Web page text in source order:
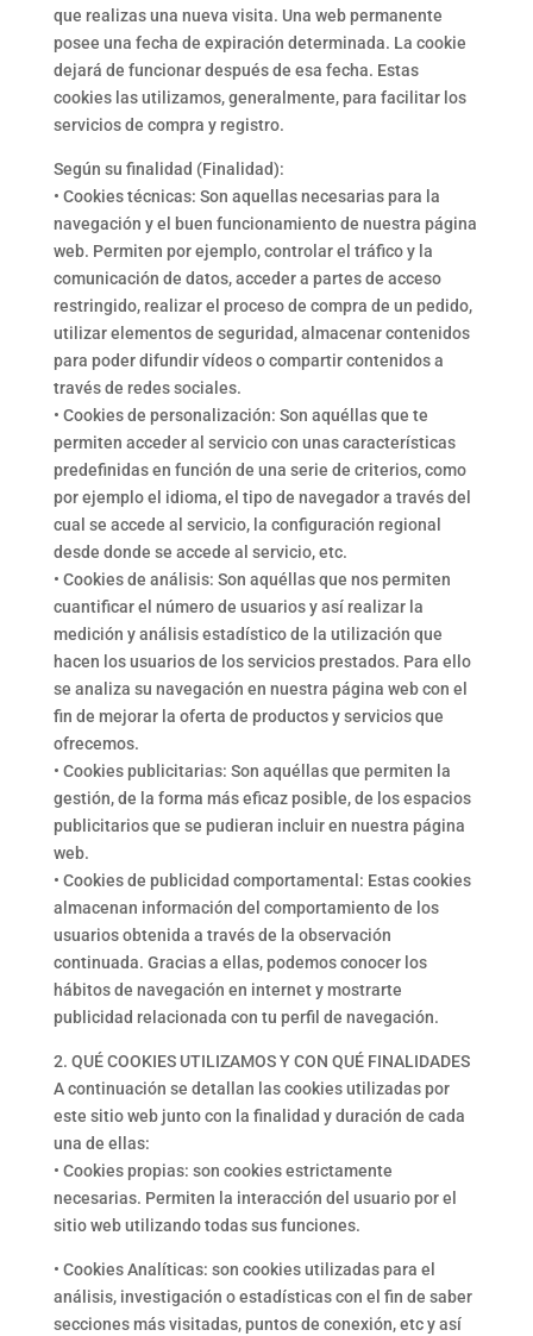
que realizas una nueva visita. Una web permanente
posee una fecha de expiración determinada. La cookie
dejará de funcionar después de esa fecha. Estas
cookies las utilizamos, generalmente, para facilitar los
servicios de compra y registro.
Según su finalidad (Finalidad):
• Cookies técnicas: Son aquellas necesarias para la
navegación y el buen funcionamiento de nuestra página
web. Permiten por ejemplo, controlar el tráfico y la
comunicación de datos, acceder a partes de acceso
restringido, realizar el proceso de compra de un pedido,
utilizar elementos de seguridad, almacenar contenidos
para poder difundir vídeos o compartir contenidos a
través de redes sociales.
• Cookies de personalización: Son aquéllas que te
permiten acceder al servicio con unas características
predefinidas en función de una serie de criterios, como
por ejemplo el idioma, el tipo de navegador a través del
cual se accede al servicio, la configuración regional
desde donde se accede al servicio, etc.
• Cookies de análisis: Son aquéllas que nos permiten
cuantificar el número de usuarios y así realizar la
medición y análisis estadístico de la utilización que
hacen los usuarios de los servicios prestados. Para ello
se analiza su navegación en nuestra página web con el
fin de mejorar la oferta de productos y servicios que
ofrecemos.
• Cookies publicitarias: Son aquéllas que permiten la
gestión, de la forma más eficaz posible, de los espacios
publicitarios que se pudieran incluir en nuestra página
web.
• Cookies de publicidad comportamental: Estas cookies
almacenan información del comportamiento de los
usuarios obtenida a través de la observación
continuada. Gracias a ellas, podemos conocer los
hábitos de navegación en internet y mostrarte
publicidad relacionada con tu perfil de navegación.
2. QUÉ COOKIES UTILIZAMOS Y CON QUÉ FINALIDADES
A continuación se detallan las cookies utilizadas por
este sitio web junto con la finalidad y duración de cada
una de ellas:
• Cookies propias: son cookies estrictamente
necesarias. Permiten la interacción del usuario por el
sitio web utilizando todas sus funciones.
• Cookies Analíticas: son cookies utilizadas para el
análisis, investigación o estadísticas con el fin de saber
secciones más visitadas, puntos de conexión, etc y así